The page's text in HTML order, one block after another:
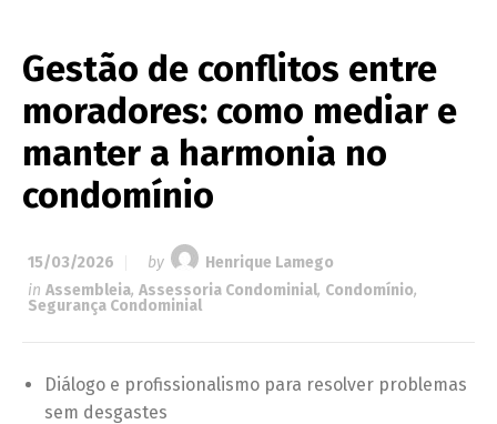
Gestão de conflitos entre
moradores: como mediar e
manter a harmonia no
condomínio
15/03/2026 by
Henrique Lamego
in Assembleia, Assessoria Condominial, Condomínio,
Segurança Condominial
Diálogo e profissionalismo para resolver problemas
sem desgastes